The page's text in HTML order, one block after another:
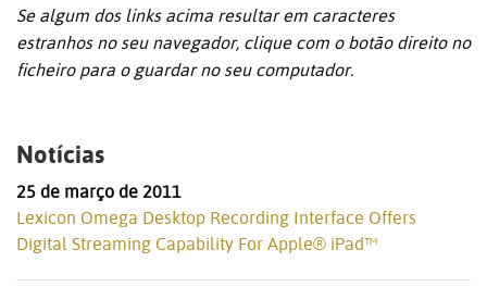
Se algum dos links acima resultar em caracteres
estranhos no seu navegador, clique com o botão direito no
ficheiro para o guardar no seu computador.
Notícias
25 de março de 2011
Lexicon Omega Desktop Recording Interface Offers
Digital Streaming Capability For Apple® iPad™